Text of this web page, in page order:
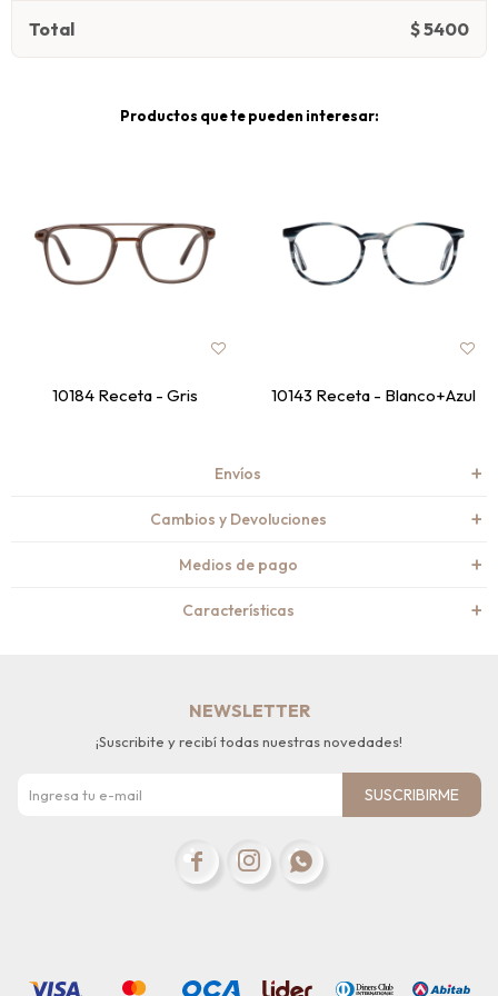
Total $5400
Productos que te pueden interesar:
10184 Receta - Gris 10143 Receta - Blanco+Azul
Envíos
Cambios y Devoluciones
Medios de pago
Características
NEWSLETTER
¡Suscribite y recibí todas nuestras novedades!
SUSCRIBIRME
  